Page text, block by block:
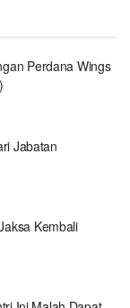
Perdana Wings
Jabatan
Kembali